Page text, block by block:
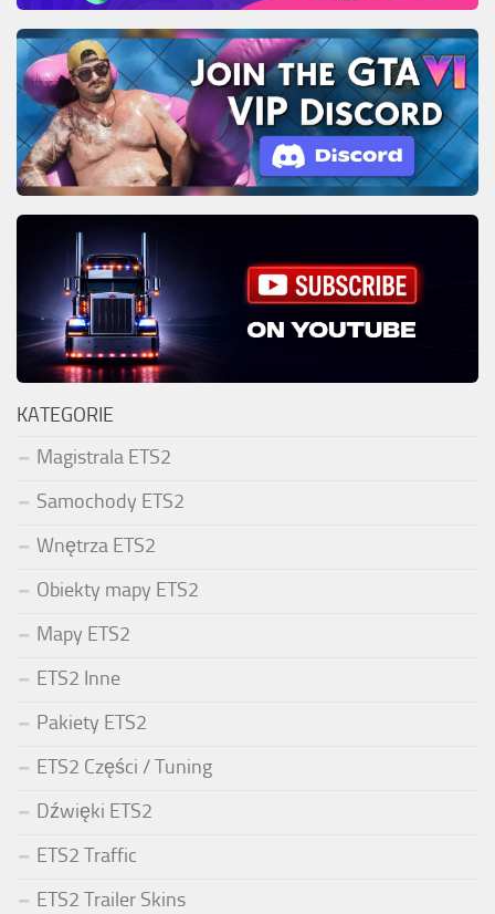
KATEGORIE
Magistrala ETS2
Samochody ETS2
Wnętrza ETS2
Obiekty mapy ETS2
Mapy ETS2
ETS2 Inne
Pakiety ETS2
ETS2 Części / Tuning
Dźwięki ETS2
ETS2 Traffic
ETS2 Trailer Skins